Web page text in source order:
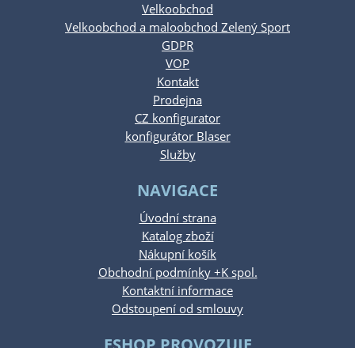
Velkoobchod
Velkoobchod a maloobchod Zelený Sport
GDPR
VOP
Kontakt
Prodejna
CZ konfigurator
konfigurátor Blaser
Služby
NAVIGACE
Úvodní strana
Katalog zboží
Nákupní košík
Obchodní podmínky +K spol.
Kontaktní informace
Odstoupení od smlouvy